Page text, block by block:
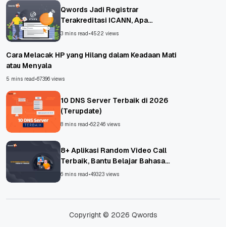
Qwords Jadi Registrar
Terakreditasi ICANN, Apa
Untungnya?
3 mins read•4522 views
Cara Melacak HP yang Hilang dalam Keadaan Mati
atau Menyala
5 mins read•67396 views
10 DNS Server Terbaik di 2026
(Terupdate)
8 mins read•62246 views
8+ Aplikasi Random Video Call
Terbaik, Bantu Belajar Bahasa
Asing!
6 mins read•49323 views
Copyright © 2026 Qwords